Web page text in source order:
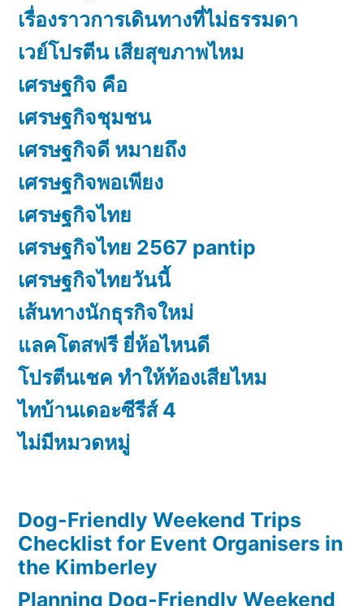
เรื่องราวการเดินทางที่ไม่ธรรมดา
เวย์โปรตีน เสียสุขภาพไหม
เศรษฐกิจ คือ
เศรษฐกิจชุมชน
เศรษฐกิจดี หมายถึง
เศรษฐกิจพอเพียง
เศรษฐกิจไทย
เศรษฐกิจไทย 2567 pantip
เศรษฐกิจไทยวันนี้
เส้นทางนักธุรกิจใหม่
แลคโตสฟรี ยี่ห้อไหนดี
โปรตีนเชค ทำให้ท้องเสียไหม
ไทบ้านเดอะซีรีส์ 4
ไม่มีหมวดหมู่
Dog-Friendly Weekend Trips
Checklist for Event Organisers in
the Kimberley
Planning Dog-Friendly Weekend